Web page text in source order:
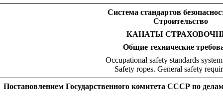
Система стандартов
Строительство
КАНАТЫ
Общие технические
Occupational safety standards
Safety ropes. General safety
Постановлением Государственного комитета СССР по